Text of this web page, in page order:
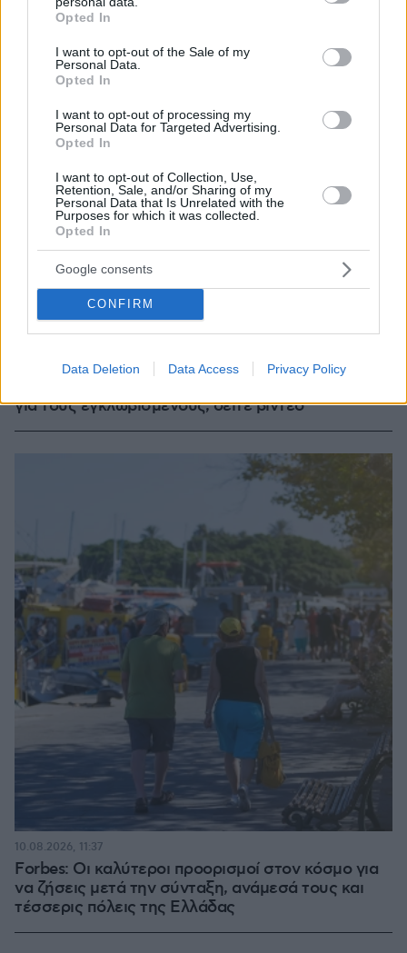
grant or deny consent to Google and its third-party tags to
use your data for below specified purposes in below Google
consent section.
Opted In
I want to opt-out of the Sale of my
Personal Data.
Opted In
I want to opt-out of processing my
Personal Data for Targeted Advertising.
Opted In
I want to opt-out of Collection, Use,
Retention, Sale, and/or Sharing of my
Personal Data that Is Unrelated with the
Purposes for which it was collected.
Opted In
Google consents
CONFIRM
Data Deletion Data Access Privacy Policy
100.00%
Σεισμός 7,4 Ρίχτερ στην Κολομβία: Δεκάδες
για τους εγκλωβισμένους, δείτε βίντεο
Forbes: Οι καλύτεροι προορισμοί στον κόσμο για
να ζήσεις μετά την σύνταξη, ανάμεσά τους και
τέσσερις πόλεις της Ελλάδας
10.08.2026, 11:37